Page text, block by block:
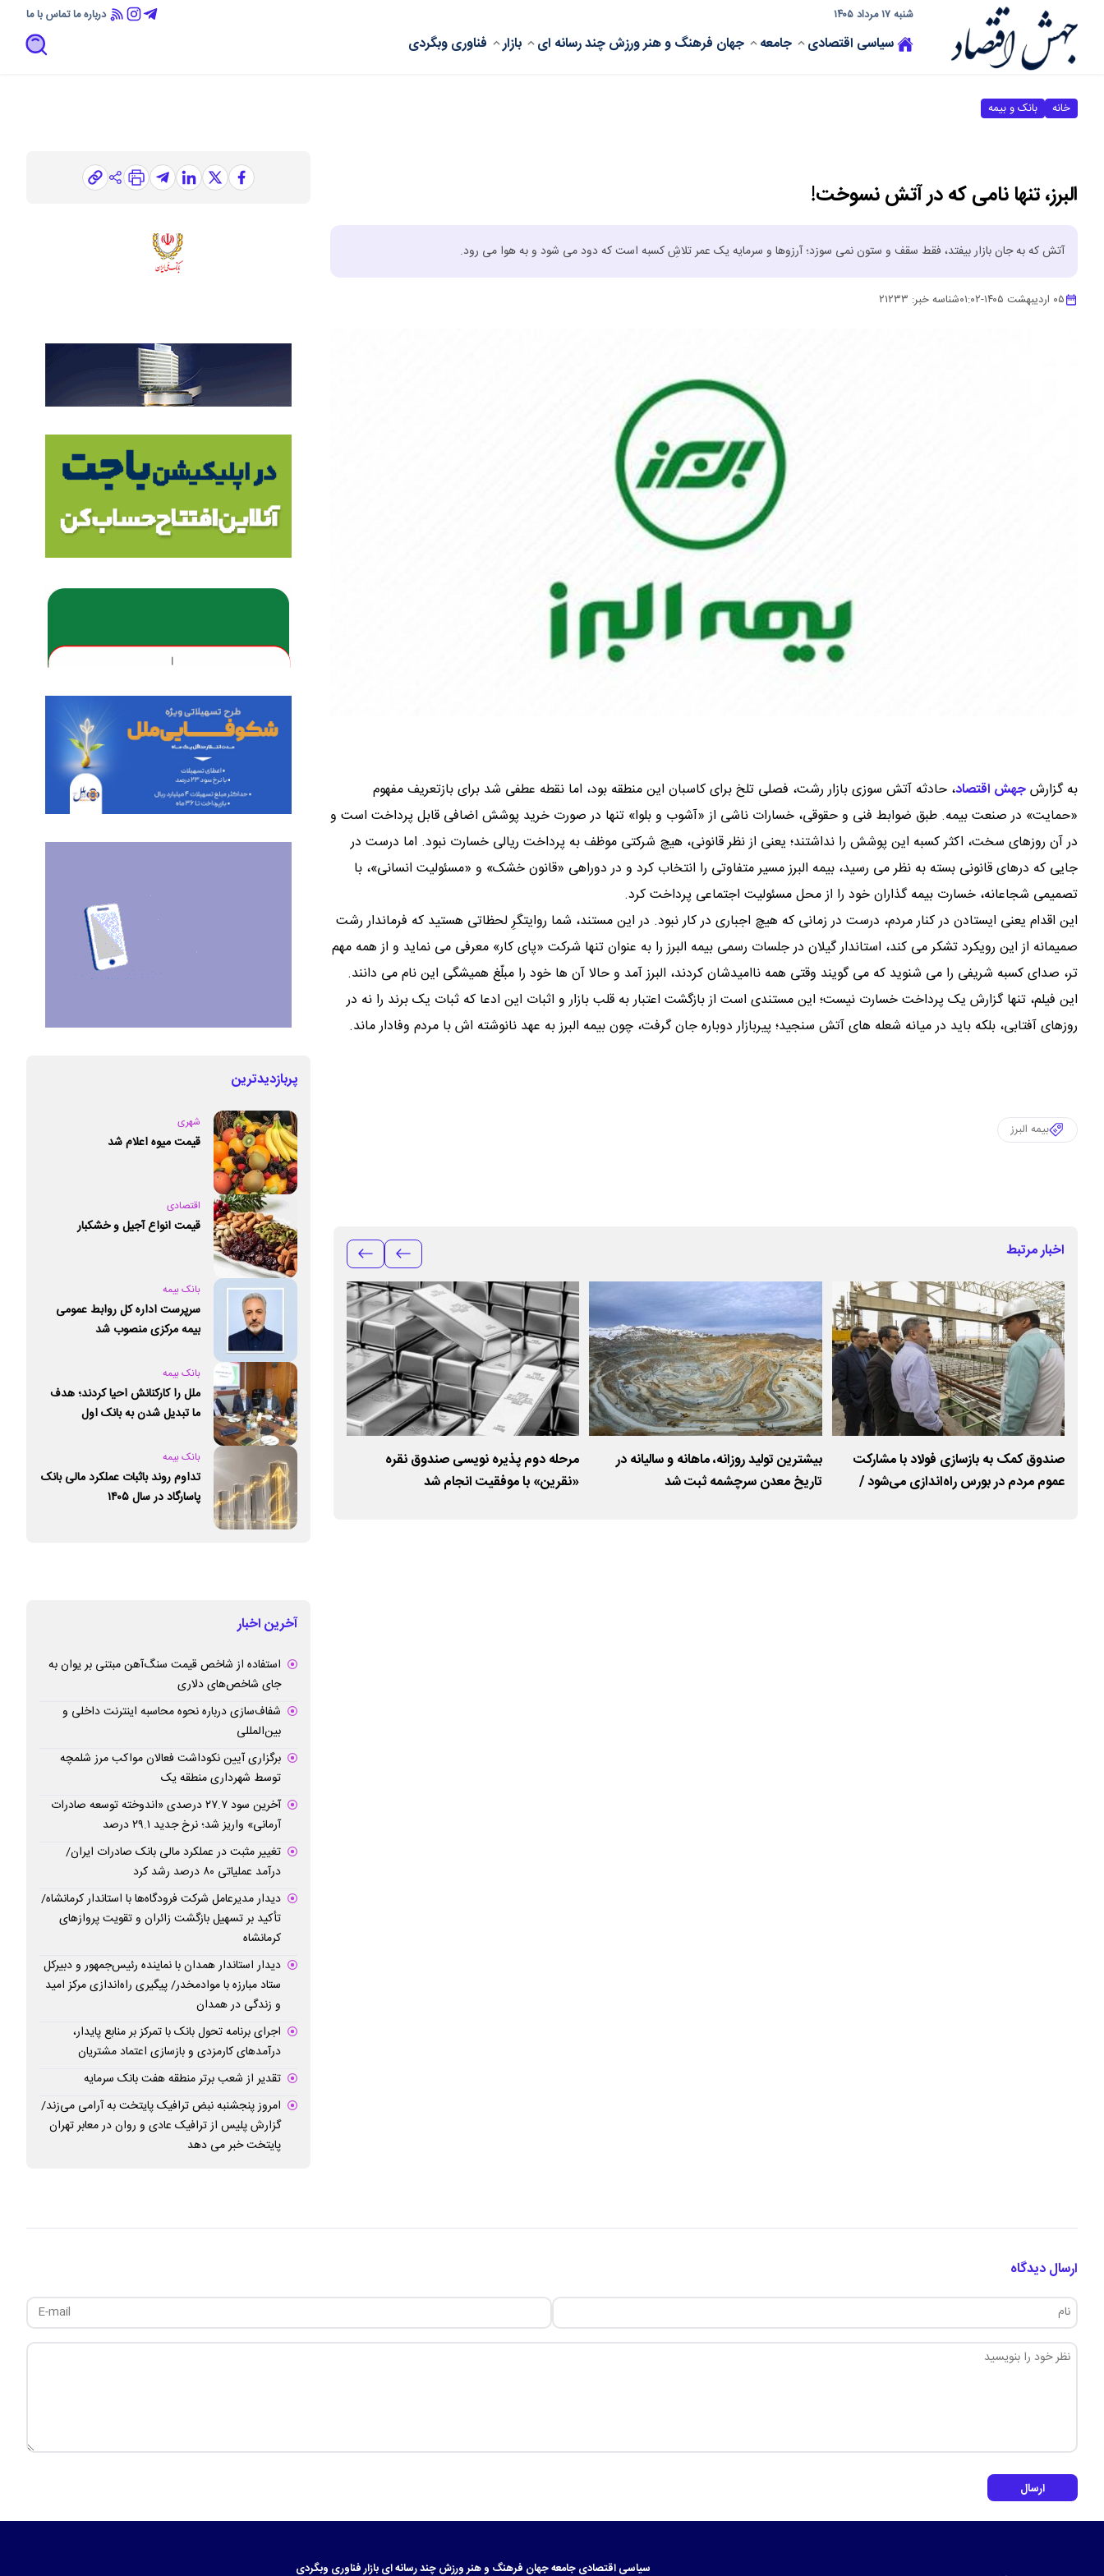
شنبه ۱۷ مرداد ۱۴۰۵ درباره ماتماس با ما
سیاسی اقتصادی جامعه جهان فرهنگ و هنرورزشچند رسانه ای بازار فناوریوبگردی
خانه بانک و بیمه
البرز، تنها نامی که در آتش نسوخت!
آتش که به جان بازار بیفتد، فقط سقف و ستون نمی سوزد؛ آرزوها و سرمایه یک عمر تلاشِ کسبه است که دود می شود و به هوا می رود.
۰۵ اردیبهشت ۱۴۰۵ -۰۱:۰۲شناسه خبر: ۲۱۲۳۳
به گزارشجهش اقتصاد، حادثه آتش سوزی بازار رشت، فصلی تلخ برای کاسبان این منطقه بود، اما نقطه عطفی شد برای بازتعریف مفهوم
«حمایت» در صنعت بیمه. طبق ضوابط فنی و حقوقی، خسارات ناشی از «آشوب و بلوا» تنها در صورت خرید پوشش اضافی قابل پرداخت است و
در آن روزهای سخت، اکثر کسبه این پوشش را نداشتند؛ یعنی از نظر قانونی، هیچ شرکتی موظف به پرداخت ریالی خسارت نبود. اما درست در
جایی که درهای قانونی بسته به نظر می رسید، بیمه البرز مسیر متفاوتی را انتخاب کرد و در دوراهی «قانون خشک» و «مسئولیت انسانی»، با
تصمیمی شجاعانه، خسارت بیمه گذاران خود را از محل مسئولیت اجتماعی پرداخت کرد.
این اقدام یعنی ایستادن در کنار مردم، درست در زمانی که هیچ اجباری در کار نبود. در این مستند، شما روایتگرِ لحظاتی هستید که فرماندار رشت
صمیمانه از این رویکرد تشکر می کند، استاندار گیلان در جلسات رسمی بیمه البرز را به عنوان تنها شرکت «پای کار» معرفی می نماید و از همه مهم
تر، صدای کسبه شریفی را می شنوید که می گویند وقتی همه ناامیدشان کردند، البرز آمد و حالا آن ها خود را مبلّغ همیشگی این نام می دانند.
این فیلم، تنها گزارش یک پرداخت خسارت نیست؛ این مستندی است از بازگشت اعتبار به قلب بازار و اثبات این ادعا که ثبات یک برند را نه در
روزهای آفتابی، بلکه باید در میانه شعله های آتش سنجید؛ پیربازار دوباره جان گرفت، چون بیمه البرز به عهد نانوشته اش با مردم وفادار ماند.
بیمه البرز
اخبار مرتبط
صندوق کمک به بازسازی فولاد با مشارکت
عموم مردم در بورس راه‌اندازی می‌شود /
بیشترین تولید روزانه، ماهانه و سالیانه در
تاریخ معدن سرچشمه ثبت شد
مرحله دوم پذیره ‌نویسی صندوق نقره
«نقرین» با موفقیت انجام شد
بانک ملت تراز عملیاتی مثبت ۱۳۴ هزار
میلیارد تومانی را در سال ۱۴۰۴ به ثبت رساند
فولاد خوزستان
پربازدیدترین
شهری
قیمت میوه اعلام شد
اقتصادی
قیمت انواع آجیل و خشکبار
بانک بیمه
سرپرست اداره کل روابط عمومی
بیمه مرکزی منصوب شد
بانک بیمه
ملل را کارکنانش احیا کردند؛ هدف
ما تبدیل شدن به بانک اول
بانک بیمه
تداوم روند باثبات عملکرد مالی بانک
پاسارگاد در سال ۱۴۰۵
آخرین اخبار
استفاده از شاخص قیمت سنگ‌آهن مبتنی بر یوان به
جای شاخص‌های دلاری
شفاف‌سازی درباره نحوه محاسبه اینترنت داخلی و
بین‌المللی
برگزاری آیین نکوداشت فعالان مواکب مرز شلمچه
توسط شهرداری منطقه یک
آخرین سود ۲۷.۷ درصدی «اندوخته توسعه صادرات
آرمانی» واریز شد؛ نرخ جدید ۲۹.۱ درصد
تغییر مثبت در عملکرد مالی بانک صادرات ایران/
درآمد عملیاتی ۸۰ درصد رشد کرد
دیدار مدیرعامل شرکت فرودگاه‌ها با استاندار کرمانشاه/
تأکید بر تسهیل بازگشت زائران و تقویت پروازهای
کرمانشاه
دیدار استاندار همدان با نماینده رئیس‌جمهور و دبیرکل
ستاد مبارزه با موادمخدر/ پیگیری راه‌اندازی مرکز امید
و زندگی در همدان
اجرای برنامه تحول بانک با تمرکز بر منابع پایدار،
درآمدهای کارمزدی و بازسازی اعتماد مشتریان
تقدیر از شعب برتر منطقه هفت بانک سرمایه
امروز پنجشنبه نبض ترافیک پایتخت به آرامی می‌زند/
گزارش پلیس از ترافیک عادی و روان در معابر تهران
پایتخت خبر می دهد
ارسال دیدگاه
ارسال
سیاسیاقتصادیجامعهجهان فرهنگ و هنرورزشچند رسانه ایبازارفناوری وبگردی